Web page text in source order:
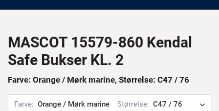
MASCOT 15579-860 Kendal
Safe Bukser KL. 2
Farve: Orange / Mørk marine, Størrelse: C47 / 76
Farve: Orange / Mørk marine Størrelse: C47 / 76